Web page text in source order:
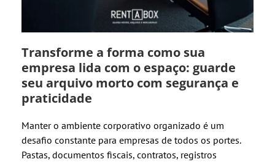
Transforme a forma como sua
empresa lida com o espaço: guarde
seu arquivo morto com segurança e
praticidade
Manter o ambiente corporativo organizado é um
desafio constante para empresas de todos os portes.
Pastas, documentos fiscais, contratos, registros